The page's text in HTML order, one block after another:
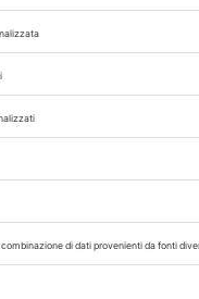
titolo
28-29 ottobre
della Salute
per il
all'estero....
diRedazione